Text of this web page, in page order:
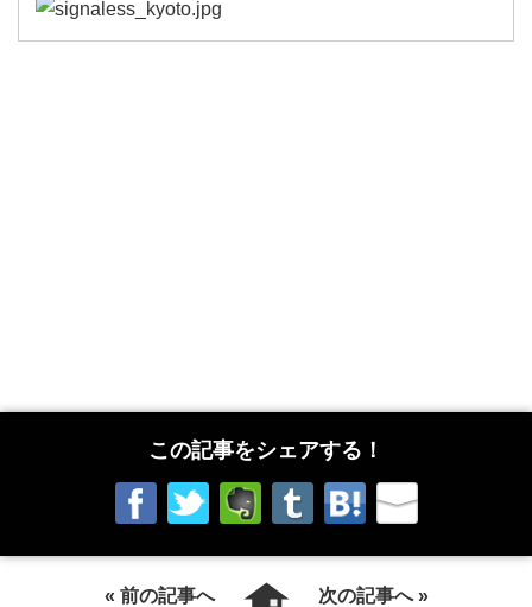
この記事をシェアする！
« 前の記事へ 次の記事へ »